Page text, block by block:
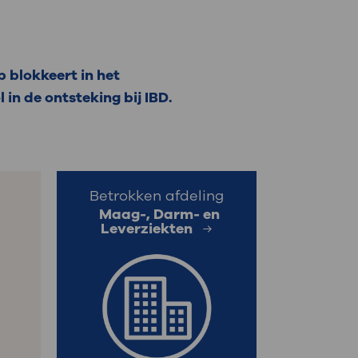
Inloggen MijnOLVG
blokkeert in het
in de ontsteking bij IBD.
Betrokken afdeling
Maag-, Darm- en
Leverziekten